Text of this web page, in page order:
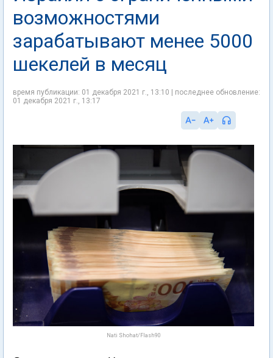
возможностями
зарабатывают менее 5000
шекелей в месяц
время публикации: 01 декабря 2021 г., 13:10 | последнее обновление:
01 декабря 2021 г., 13:17
Nati Shohat/Flash90